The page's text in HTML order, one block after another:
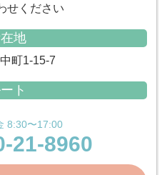
せください
地
町1-15-7
ト
8:30〜17:00
21-8960